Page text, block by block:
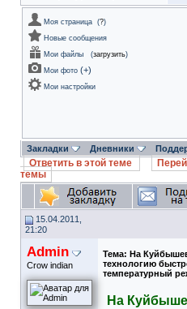
Моя страница (?)
Новые сообщения
Мои файлы
(загрузить)
Мои фото (+)
Мои настройки
Закладки Дневники
Ответить в этой теме
темы
15.04.2011,
21:20
Admin
Crow indian
Тема: На
технологию
температурный
На